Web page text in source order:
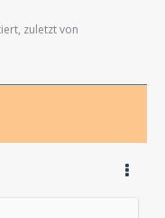
zuletzt von